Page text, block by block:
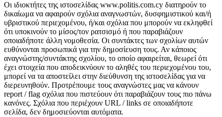
Οι ιδιοκτήτες της ιστοσελίδας www.politis.com.cy διατηρούν το
δικαίωμα να αφαιρούν σχόλια αναγνωστών, δυσφημιστικού και/ή
υβριστικού περιεχομένου, ή/και σχόλια που μπορούν να εκληφθεί
ότι υποκινούν το μίσος/τον ρατσισμό ή που παραβιάζουν
οποιαδήποτε άλλη νομοθεσία. Οι συντάκτες των σχολίων αυτών
ευθύνονται προσωπικά για την δημοσίευση τους. Αν κάποιος
αναγνώστης/συντάκτης σχολίου, το οποίο αφαιρείται, θεωρεί ότι
έχει στοιχεία που αποδεικνύουν το αληθές του περιεχομένου του,
μπορεί να τα αποστείλει στην διεύθυνση της ιστοσελίδας για να
διερευνηθούν. Προτρέπουμε τους αναγνώστες μας να κάνουν
report / flag σχόλια που πιστεύουν ότι παραβιάζουν τους πιο πάνω
κανόνες. Σχόλια που περιέχουν URL / links σε οποιαδήποτε
σελίδα, δεν δημοσιεύονται αυτόματα.